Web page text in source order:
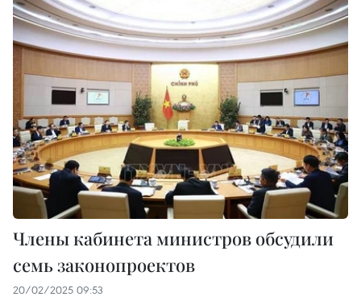
Члены кабинета министров обсудили
семь законопроектов
20/02/2025 09:53